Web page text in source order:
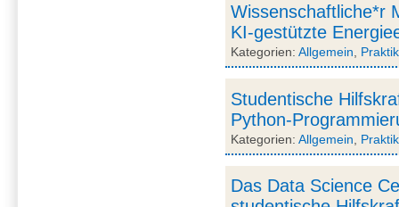
Wissenschaftliche*r
KI-gestützte
Kategorien: Allgemein
Studentische
Python-
Kategorien: Allgemein
Das Data Science